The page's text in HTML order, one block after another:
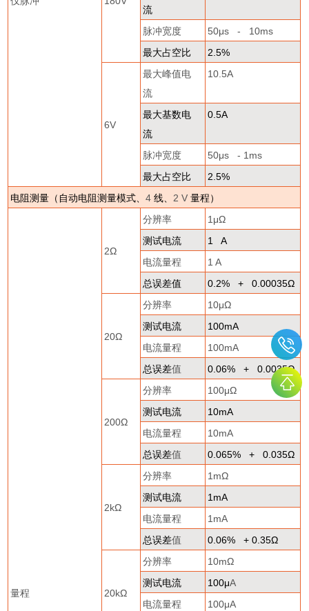
流
脉冲宽度
50μs - 10ms
最大占空比
2.5%
6V
最大峰值电
流
10.5A
最大基数电
流
0.5A
脉冲宽度 50μs - 1ms
最大占空比
2.5%
电阻测量（自动电阻测量模式、4线、2 V量程）
量程
2Ω
分辨率 1μΩ
测试电流
1 A
电流量程
1 A
总误差值
0.2% + 0.00035Ω
20Ω
分辨率 10μΩ
测试电流
100mA
电流量程
100mA
总误差值 0.06% + 0.0035Ω
200Ω
分辨率 100μΩ
测试电流
10mA
电流量程
10mA
总误差值 0.065% + 0.035Ω
2kΩ
分辨率 1mΩ
测试电流
1mA
电流量程
1mA
总误差值 0.06% + 0.35Ω
20kΩ
分辨率 10mΩ
测试电流
100μA
电流量程
100μA